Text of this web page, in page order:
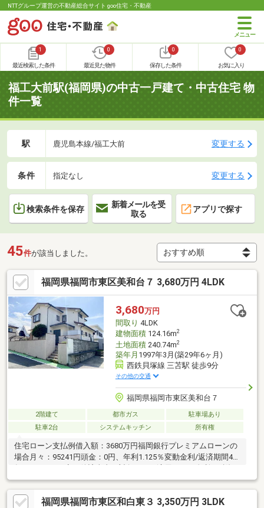
NTTグループ運営の不動産総合サイト goo住宅・不動産
1
最近検索した条件
0
最近見た物件
0
保存した条件
0
お気に入り
福工大前駅(福岡県)の中古一戸建て・中古住宅 物
件一覧
駅 鹿児島本線/福工大前 変更する
条件 指定なし 変更する
検索条件を保存
新着メールを受
取る
アプリで探す
45件が該当しました。
福岡県福岡市東区美和台７ 3,680万円 4LDK
3,680万円
間取り 4LDK
建物面積124.16m2
土地面積240.74m2
築年月 1997年3月(築29年6ヶ月)
西鉄貝塚線 三苫駅 徒歩9分
その他の交通
福岡県福岡市東区美和台７
2階建て 都市ガス
駐車場あり
駐車2台
システムキッチン 所有権
住宅ローン支払例借入額：3680万円福岡銀行プレミアムローンの
場合月々：95241円頭金：0円、年利1.125％変動金利/返済期間40
実行時のものとなり、表記されている金利・返済額と異なる場合
があります。
福岡県福岡市東区和白東３ 3,350万円 3LDK